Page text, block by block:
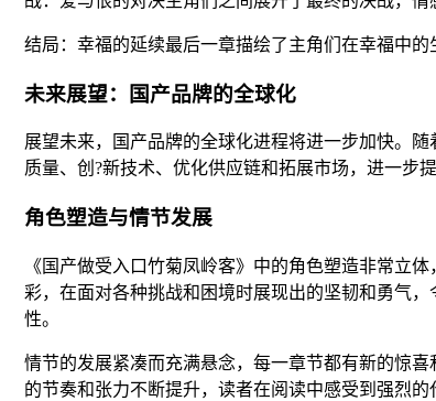
结局：幸福的延续最后一章描绘了主角们在幸福中的
未来展望：国产品牌的全球化
展望未来，国产品牌的全球化进程将进一步加快。
质量、创?新技术、优化供应链和拓展市场，进一步
角色塑造与情节发展
《国产做受入口竹菊凤岭客》中的角色塑造非常立
彩，在面对各种挑战和困境时展现出的坚韧和勇气
性。
情节的发展紧凑而充满悬念，每一章节都有新的惊
的节奏和张力不断提升，读者在阅读中感受到强烈的